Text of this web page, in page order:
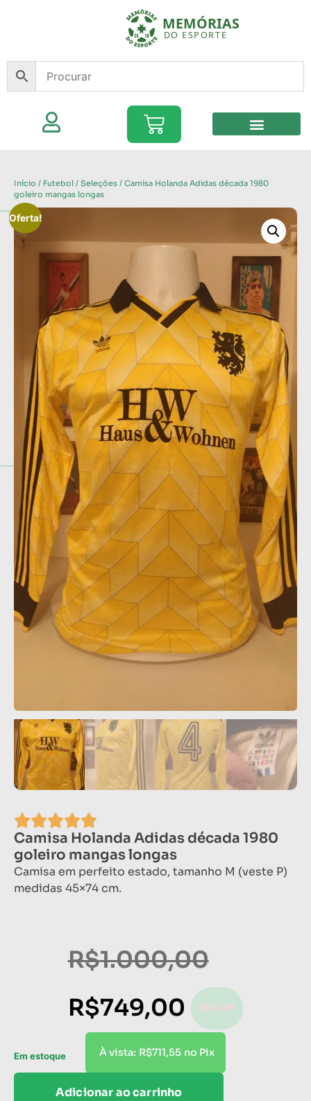
Início / Futebol / Seleções / Camisa Holanda Adidas década 1980
goleiro mangas longas
Oferta!
Camisa Holanda Adidas década 1980
goleiro mangas longas
Camisa em perfeito estado, tamanho M (veste P)
medidas 45×74 cm.
R$1.000,00
R$749,00 25% OFF
À vista: R$711,55 no Pix
Em estoque
Adicionar ao carrinho